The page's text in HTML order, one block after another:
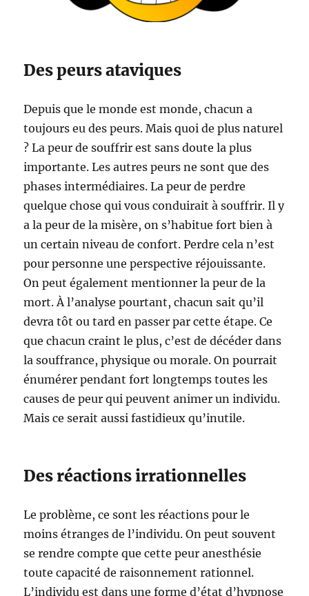
Des peurs ataviques
Depuis que le monde est monde, chacun a
toujours eu des peurs. Mais quoi de plus naturel
? La peur de souffrir est sans doute la plus
importante. Les autres peurs ne sont que des
phases intermédiaires. La peur de perdre
quelque chose qui vous conduirait à souffrir. Il y
a la peur de la misère, on s’habitue fort bien à
un certain niveau de confort. Perdre cela n’est
pour personne une perspective réjouissante.
On peut également mentionner la peur de la
mort. À l’analyse pourtant, chacun sait qu’il
devra tôt ou tard en passer par cette étape. Ce
que chacun craint le plus, c’est de décéder dans
la souffrance, physique ou morale. On pourrait
énumérer pendant fort longtemps toutes les
causes de peur qui peuvent animer un individu.
Mais ce serait aussi fastidieux qu’inutile.
Des réactions irrationnelles
Le problème, ce sont les réactions pour le
moins étranges de l’individu. On peut souvent
se rendre compte que cette peur anesthésie
toute capacité de raisonnement rationnel.
L’individu est dans une forme d’état d’hypnose